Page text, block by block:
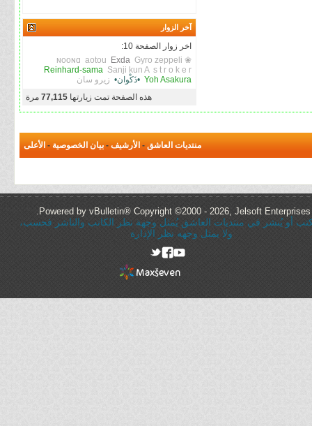
آخر الزوار
اخر زوار الصفحة 10:
❀ ɴooɴɑ
aotou Exda Gyro zeppeli
Reinhard-sama Sanji kun A s t r o k e r
Yoh Asakura •ذَكْوان• زيرو سان
هذه الصفحة تمت زيارتها 77,115 مرة
منتديات العاشق - الأرشيف - بيان الخصوصية - الأعلى
Powered by vBulletin® Copyright ©2000 - 2026, Jelsoft Enterprises
أو يُنشر في منتديات العاشق يُمثل وجهة نظر الكاتب والناشر فحسب،
ولا يمثل وجهه نظر الإدارة